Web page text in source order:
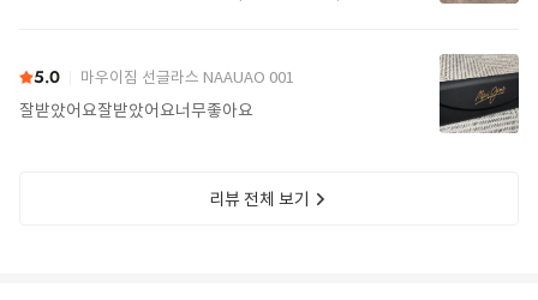
5.0 마우이짐 선글라스 NAAUAO 001
잘받았어요잘받았어요너무좋아요
리뷰 전체 보기